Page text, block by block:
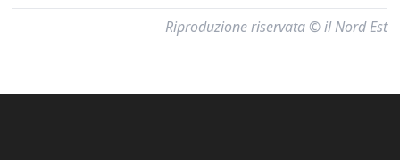
Riproduzione riservata © il Nord Est